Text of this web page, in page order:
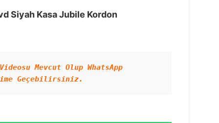
Siyah Kasa Jubile Kordon
Mevcut Olup WhatsApp
Geçebilirsiniz.